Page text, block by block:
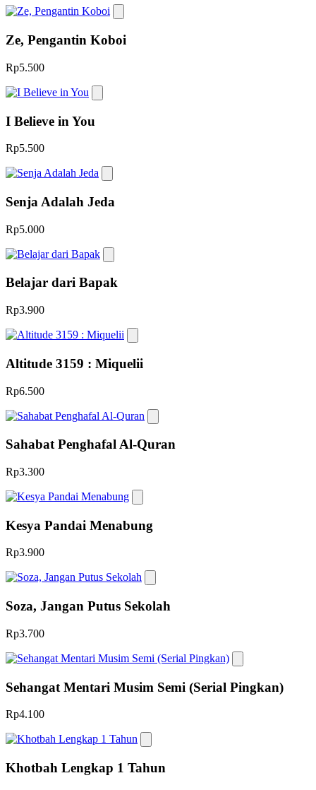
Ze, Pengantin Koboi
Rp5.500
I Believe in You
Rp5.500
Senja Adalah Jeda
Rp5.000
Belajar dari Bapak
Rp3.900
Altitude 3159 : Miquelii
Rp6.500
Sahabat Penghafal Al-Quran
Rp3.300
Kesya Pandai Menabung
Rp3.900
Soza, Jangan Putus Sekolah
Rp3.700
Sehangat Mentari Musim Semi (Serial Pingkan)
Rp4.100
Khotbah Lengkap 1 Tahun